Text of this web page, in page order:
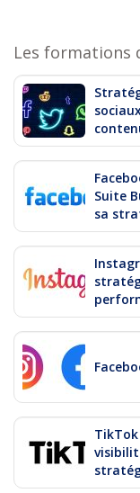
Les formations
Suite
sa
TikTok